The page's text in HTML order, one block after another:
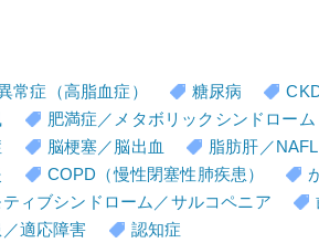
常症（高脂血症） 糖尿病
肥満症／メタボリックシンドローム
脳梗塞／脳出血
脂肪肝／
COPD（慢性閉塞性肺疾患）
ィブシンドローム／サルコペニア
適応障害
認知症